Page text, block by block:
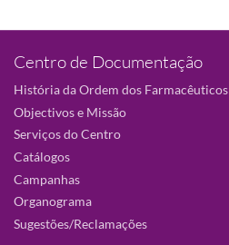
Centro de Documentação
História da Ordem dos Farmacêuticos
Objectivos e Missão
Serviços do Centro
Catálogos
Campanhas
Organograma
Sugestões/Reclamações